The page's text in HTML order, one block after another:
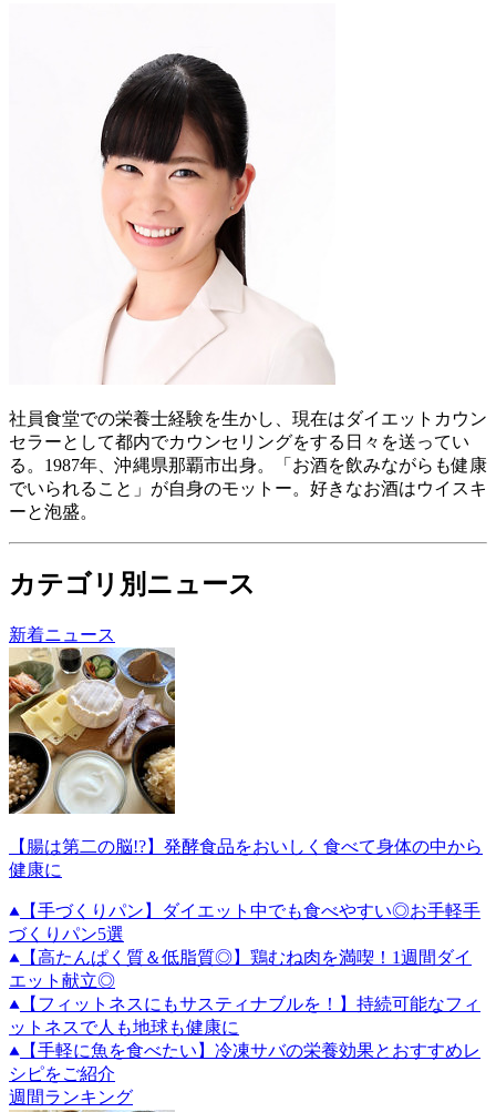
社員食堂での栄養士経験を生かし、現在はダイエットカウン
セラーとして都内でカウンセリングをする日々を送ってい
る。1987年、沖縄県那覇市出身。「お酒を飲みながらも健康
でいられること」が自身のモットー。好きなお酒はウイスキ
ーと泡盛。
カテゴリ別ニュース
新着ニュース
【腸は第二の脳!?】発酵食品をおいしく食べて身体の中から
健康に
【手づくりパン】ダイエット中でも食べやすい◎お手軽手
づくりパン5選
【高たんぱく質＆低脂質◎】鶏むね肉を満喫！1週間ダイ
エット献立◎
【フィットネスにもサスティナブルを！】持続可能なフィ
ットネスで人も地球も健康に
【手軽に魚を食べたい】冷凍サバの栄養効果とおすすめレ
シピをご紹介
週間ランキング